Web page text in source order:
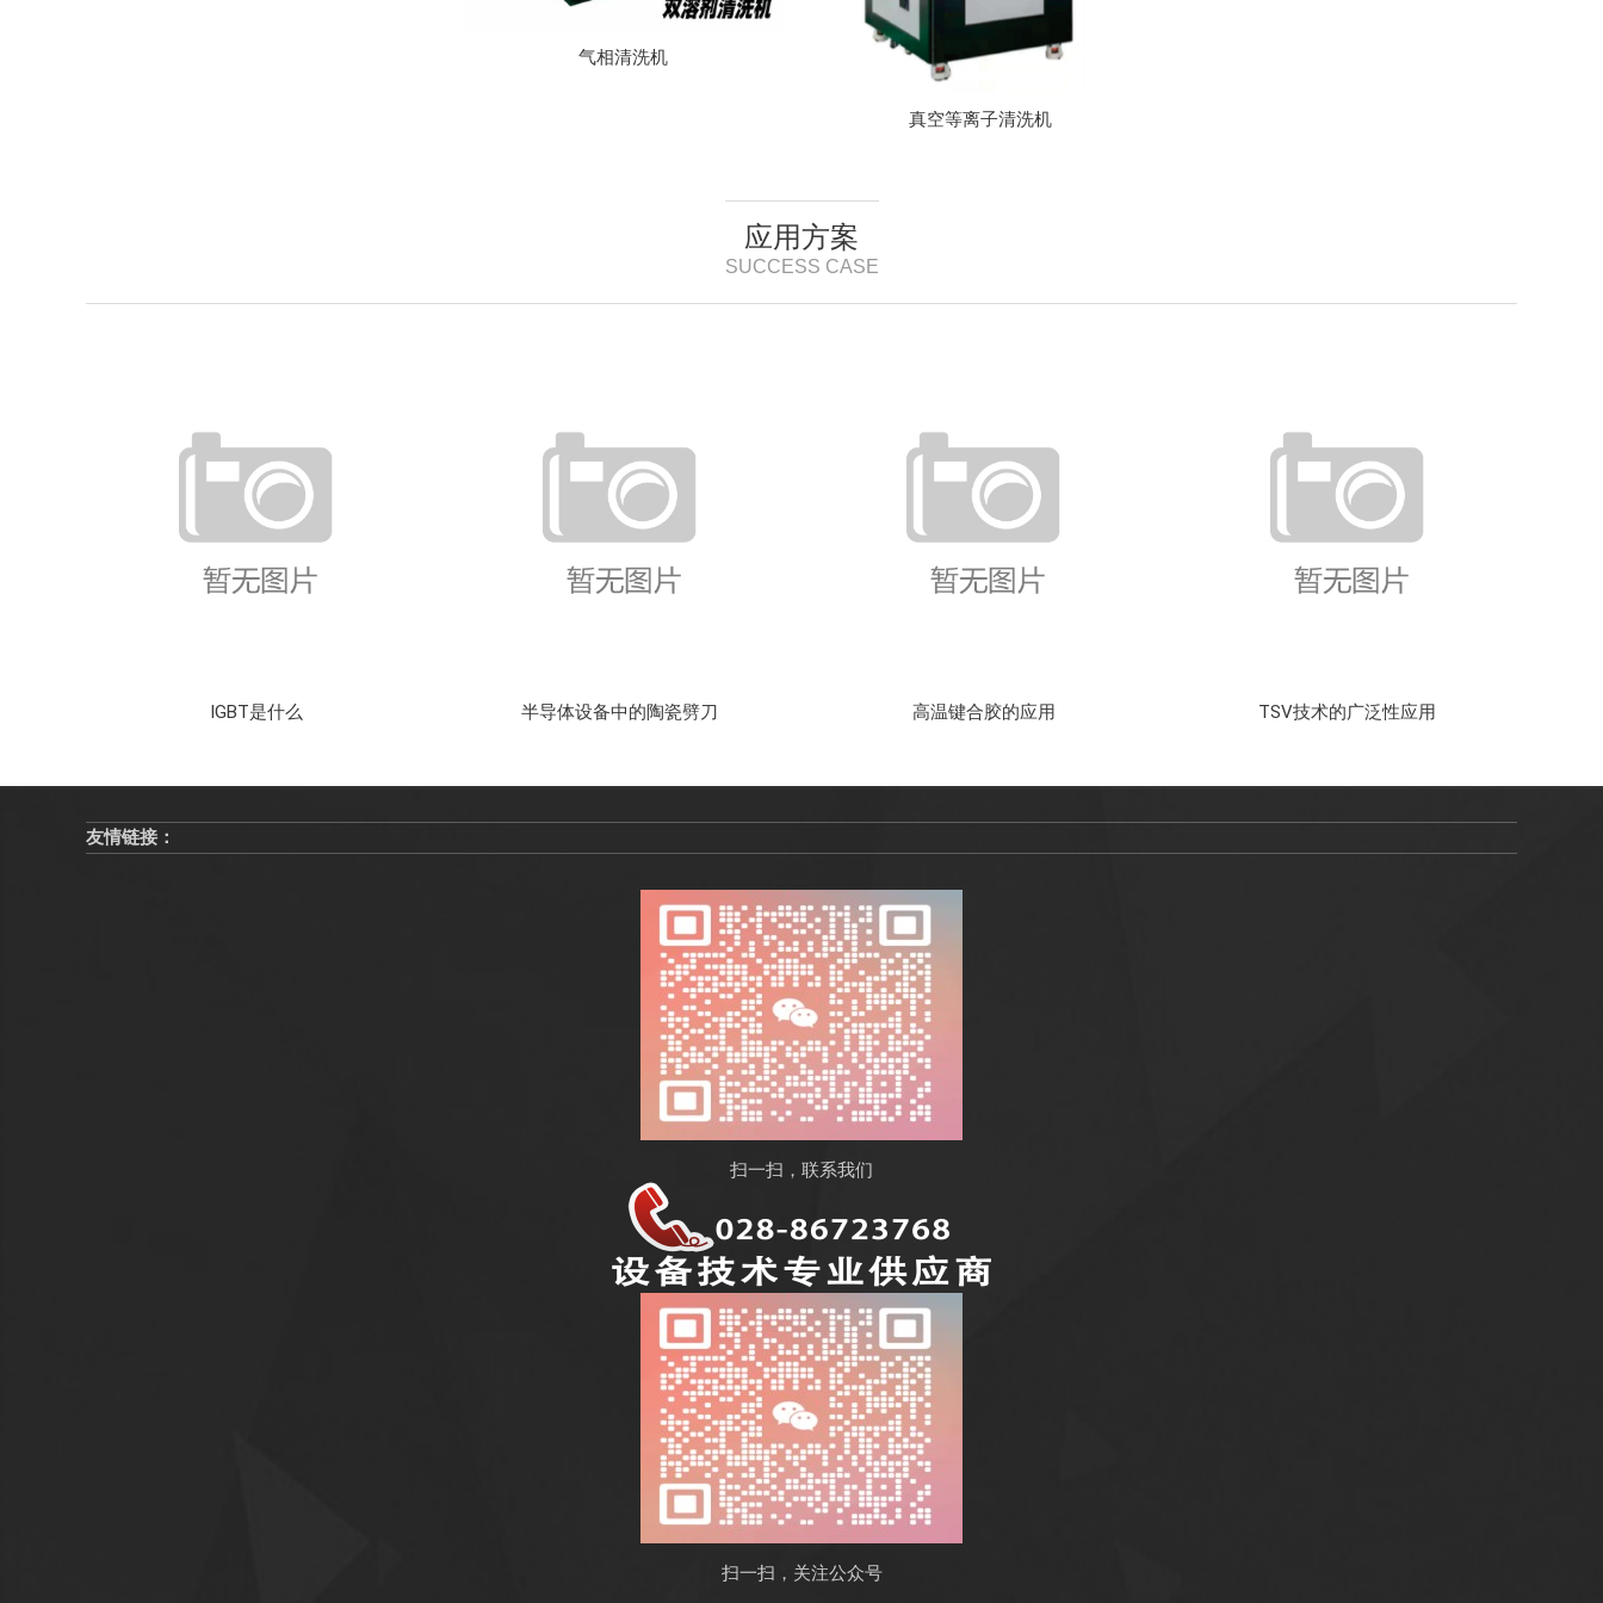
气相清洗机
真空等离子清洗机
应用方案
SUCCESS CASE
IGBT是什么 半导体设备中的陶瓷劈刀 高温键合胶的应用 TSV技术的广泛性应用
友情链接：
扫一扫，联系我们
扫一扫，关注公众号